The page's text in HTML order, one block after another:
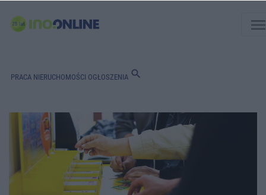
PRACA NIERUCHOMOŚCI OGŁOSZENIA search